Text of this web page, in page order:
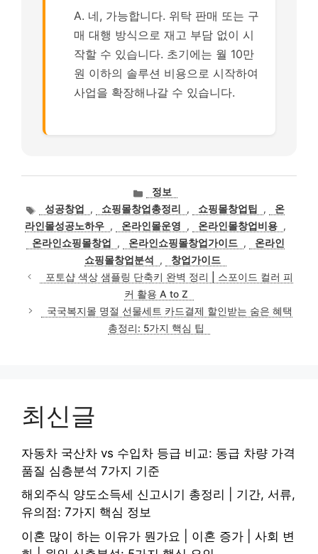
A. 네, 가능합니다. 위탁 판매 또는 구
매 대행 방식으로 재고 부담 없이 시
작할 수 있습니다. 초기에는 월 10만
원 이하의 솔루션 비용으로 시작하여
사업을 확장해나갈 수 있습니다.
카
테
고
리
정보
태
그
성공창업 , 쇼핑몰창업총정리 , 쇼핑몰창업팁 ,
온
라인몰성공노하우 , 온라인몰운영 , 온라인몰창업비용 ,
온라인쇼핑몰창업
, 온라인쇼핑몰창업가이드 ,
온라인
쇼핑몰창업분석
,
창업가이드
포토샵 색상 샘플링 단축키 완벽 정리 | 스포이드 컬러 피
커 활용 A to Z
국국복지몰 명절 선물세트 카드결제 할인받는 숨은 혜택
총정리: 5가지 핵심 팁
최신글
자동차 국산차 vs 수입차 등급 비교: 동급 차량 가격
품질 심층분석 7가지 기준
해외주식 양도소득세 신고시기 총정리 | 기간, 서류,
유의점: 7가지 핵심 정보
이혼 많이 하는 이유가 뭔가요 | 이혼 증가 | 사회 변